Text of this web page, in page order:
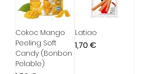
Cokoc Mango
Peeling Soft
Candy (Bonbon
Pelable)
Latiao
Prix
1,70 €